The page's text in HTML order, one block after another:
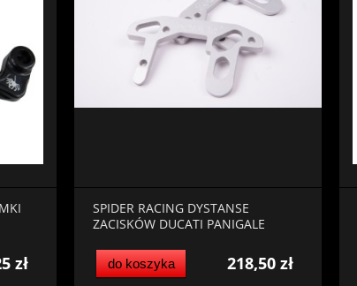
zł
SPIDER RACING DYSTANSE
ZACISKÓW DUCATI PANIGALE
218,50 zł
do koszyka